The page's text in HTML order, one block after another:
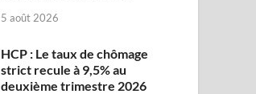
5 août 2026
HCP : Le taux de chômage
strict recule à 9,5% au
deuxième trimestre 2026